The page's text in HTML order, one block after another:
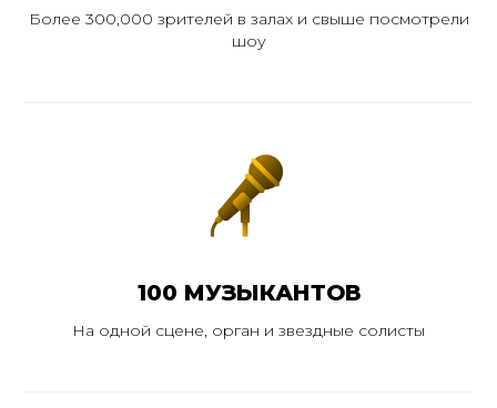
Более 300,000 зрителей в залах и свыше посмотрели
шоу
100 МУЗЫКАНТОВ
На одной сцене, орган и звездные солисты